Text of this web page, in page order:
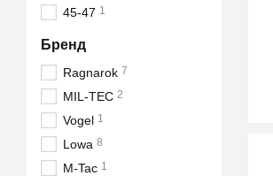
45-47 1
Бренд
Ragnarok 7
MIL-TEC 2
Vogel 1
Lowa 8
M-Tac 1